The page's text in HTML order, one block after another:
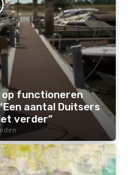
op functioneren
aantal Duitsers
verder”